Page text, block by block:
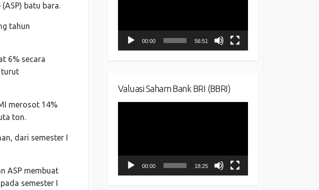
batu bara.
tahun
6% secara
turut
merosot 14%
ton.
dari semester I
ASP membuat
semester I
00:00 56:51
Valuasi Saham Bank BRI (BBRI)
00:00 18:25